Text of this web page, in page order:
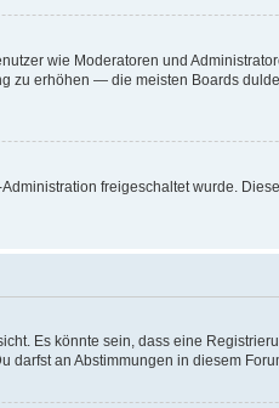
wie Moderatoren und
zu erhöhen — die meisten Boards
freigeschaltet wurde.
Es könnte sein, dass eine
an Abstimmungen in diesem